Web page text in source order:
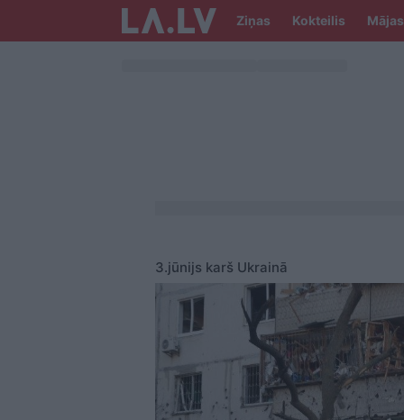
Ziņas Kokteilis Mājas
3.jūnijs karš Ukrainā